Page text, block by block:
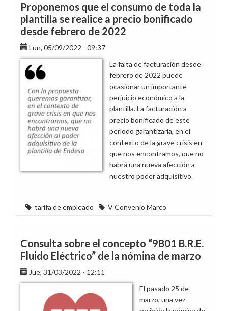
la
tarifa
de
empleado
Proponemos que el consumo de toda la
plantilla se realice a precio bonificado
desde febrero de 2022
Lun, 05/09/2022 - 09:37
La falta de facturación desde
febrero de 2022 puede
ocasionar un importante
perjuicio económico a la
plantilla. La facturación a
precio bonificado de este
período garantizaría, en el
contexto de la grave crisis en
que nos encontramos, que no
habrá una nueva afección a
nuestro poder adquisitivo.
tarifa de empleado V Convenio Marco
Consulta sobre el concepto “9B01 B.R.E.
Fluido Eléctrico” de la nómina de marzo
Jue, 31/03/2022 - 12:11
El pasado 25 de
marzo, una vez